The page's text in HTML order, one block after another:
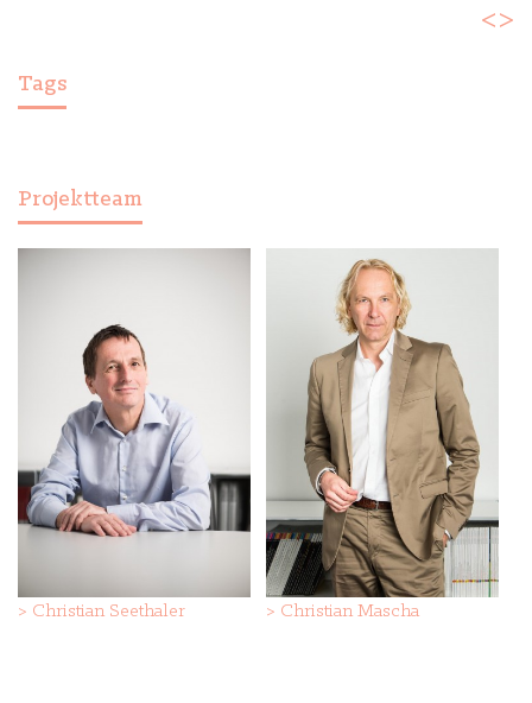
<>
Tags
Projektteam
> Christian Seethaler > Christian Mascha